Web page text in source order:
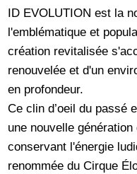
ID EVOLUTION est la
l'emblématique et
création revitalisée
renouvelée et d'un
en profondeur.
Ce clin d’oeil du passé
une nouvelle
conservant l'énergie
renommée du Cirque